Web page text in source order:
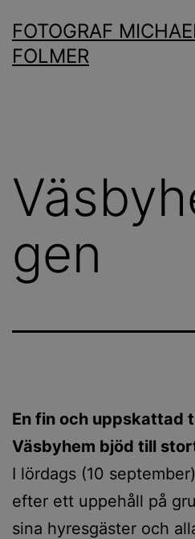
till
innehåll
FOTOGRAF
FOLMER
gen
En fin och uppskattad
Väsbyhem bjöd till
I lördags (10
efter ett uppehåll på
sina hyresgäster och